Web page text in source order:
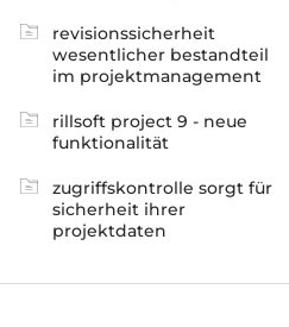
revisionssicherheit
wesentlicher bestandteil
im projektmanagement
rillsoft project 9 - neue
funktionalität
zugriffskontrolle sorgt für
sicherheit ihrer
projektdaten